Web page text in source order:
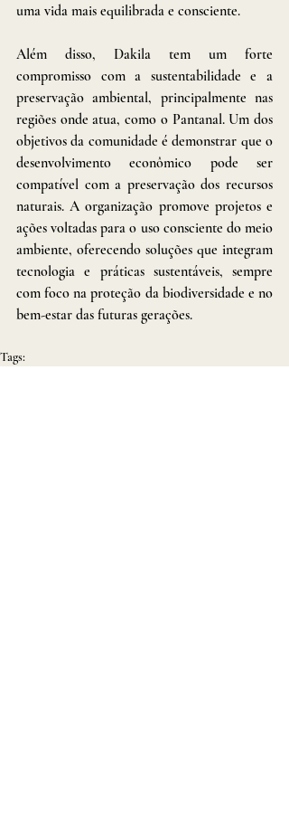
uma vida mais equilibrada e consciente.
Além disso, Dakila tem um forte
compromisso com a sustentabilidade e a
preservação ambiental, principalmente nas
regiões onde atua, como o Pantanal. Um dos
objetivos da comunidade é demonstrar que o
desenvolvimento econômico pode ser
compatível com a preservação dos recursos
naturais. A organização promove projetos e
ações voltadas para o uso consciente do meio
ambiente, oferecendo soluções que integram
tecnologia e práticas sustentáveis, sempre
com foco na proteção da biodiversidade e no
bem-estar das futuras gerações.
Tags: